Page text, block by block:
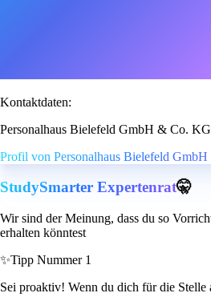
Kontaktdaten:
Personalhaus Bielefeld GmbH & Co.
Profil von Personalhaus Bielefeld
StudySmarter Expertenrat🤫
Wir sind der Meinung, dass du so
erhalten könntest
✨Tipp Nummer 1
Sei proaktiv! Wenn du dich für die Stelle